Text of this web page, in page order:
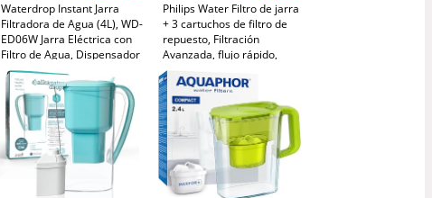
Waterdrop Instant Jarra
Filtradora de Agua (4L), WD-
ED06W Jarra Eléctrica con
Filtro de Agua, Dispensador
Filtro de Agua, Reducir 20+
Sustancias, Preserva
Minerales (Filtro: WD-EWFS)
Philips Water Filtro de jarra
+ 3 cartuchos de filtro de
repuesto, Filtración
Avanzada, flujo rápido,
temporizador electrónico,
filtra CLORO, CAL, metales
pesados y
MICROPLÁSTICOS,
capacidad 2,6 L